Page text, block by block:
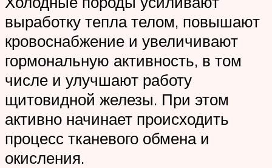
выработку тепла телом, повышают
кровоснабжение и увеличивают
гормональную активность, в том
числе и улучшают работу
щитовидной железы. При этом
активно начинает происходить
процесс тканевого обмена и
окисления.